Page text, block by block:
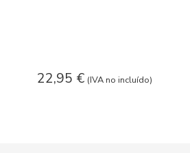
22,95 € (IVA no incluído)